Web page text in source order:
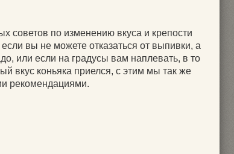
советов по изменению вкуса и крепости
вы не можете отказаться от выпивки, а
или если на градусы вам наплевать, в то
вкус коньяка приелся, с этим мы так же
рекомендациями.